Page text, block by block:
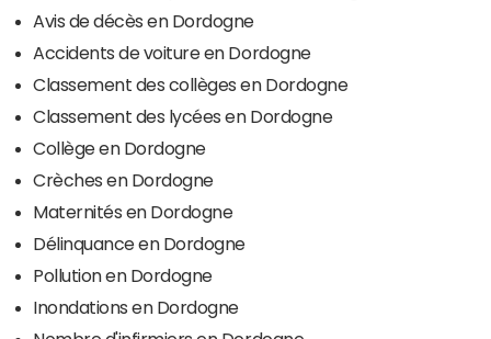
Avis de décès en Dordogne
Accidents de voiture en Dordogne
Classement des collèges en Dordogne
Classement des lycées en Dordogne
Collège en Dordogne
Crèches en Dordogne
Maternités en Dordogne
Délinquance en Dordogne
Pollution en Dordogne
Inondations en Dordogne